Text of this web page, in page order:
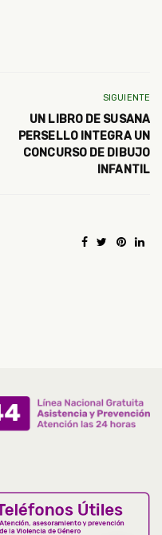
SIGUIENTE
UN LIBRO DE SUSANA
PERSELLO INTEGRA UN
CONCURSO DE DIBUJO
INFANTIL